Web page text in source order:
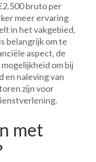
bruto per
meer ervaring
in het vakgebied,
belangrijk om te
aspect, de
om bij
en naleving van
zijn voor
met